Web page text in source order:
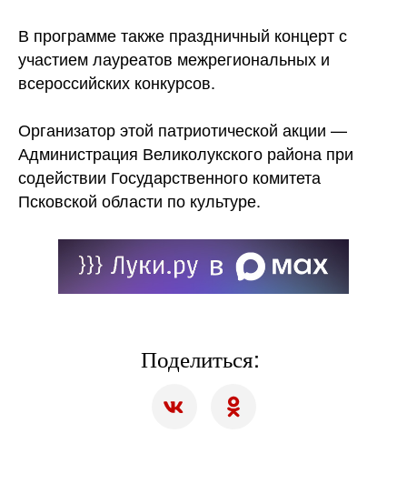
В программе также праздничный концерт с
участием лауреатов межрегиональных и
всероссийских конкурсов.
Организатор этой патриотической акции —
Администрация Великолукского района при
содействии Государственного комитета
Псковской области по культуре.
Поделиться: